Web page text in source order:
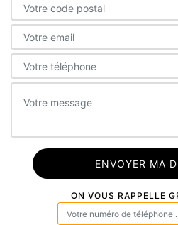
ON VOUS RAPPELLE